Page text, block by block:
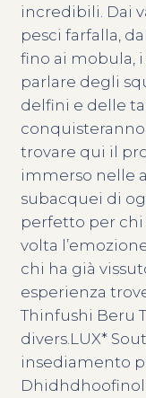
incredibili. Dai
pesci farfalla,
fino ai mobula,
parlare degli
delfini e delle
trovare qui il
immerso nelle
subacquei di
perfetto per chi
volta
chi ha già
esperienza
Thinfushi Beru
divers.LUX*
insediamento